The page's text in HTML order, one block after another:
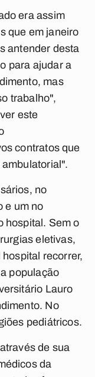
era assim
que em janeiro
antender desta
para ajudar a
mas
trabalho",
este
contratos que
no
e um no
hospital. Sem o
eletivas,
recorrer,
população
Lauro
No
pediátricos.
de sua
da